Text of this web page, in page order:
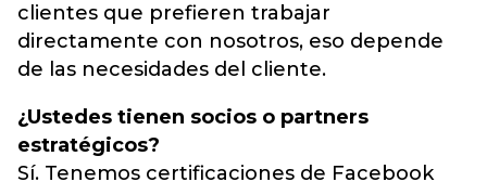
clientes que prefieren trabajar
directamente con nosotros, eso depende
de las necesidades del cliente.
¿Ustedes tienen socios o partners
estratégicos?
Sí. Tenemos certificaciones de Facebook